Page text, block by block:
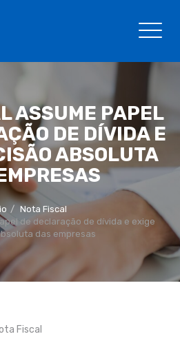
ASSUME PAPEL
DE DÍVIDA E
ABSOLUTA
Nota Fiscal
de declaração de dívida e exige
das empresas
Fiscal